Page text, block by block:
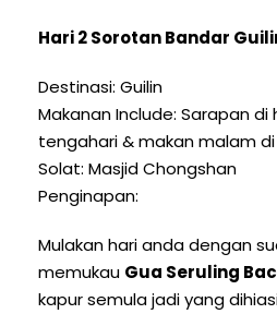
Hari 2 Sorotan Bandar
Destinasi: Guilin
Makanan Include: Sarapan
tengahari & makan malam
Solat: Masjid Chongshan
Penginapan:
Mulakan hari anda dengan
memukau Gua Seruling
kapur semula jadi yang